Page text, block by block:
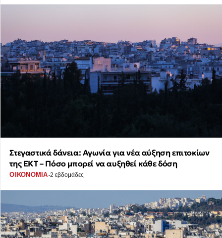
Στεγαστικά δάνεια: Αγωνία για νέα αύξηση επιτοκίων
της ΕΚΤ – Πόσο μπορεί να αυξηθεί κάθε δόση
ΟΙΚΟΝΟΜΙΑ·2 εβδομάδες